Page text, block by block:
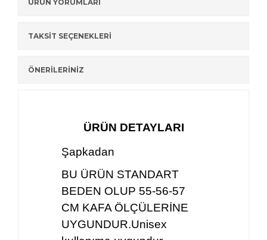
ÜRÜN YORUMLARI
TAKSİT SEÇENEKLERİ
ÖNERİLERİNİZ
ÜRÜN DETAYLARI
Şapkadan
BU ÜRÜN STANDART
BEDEN OLUP 55-56-57
CM KAFA ÖLÇÜLERİNE
UYGUNDUR.Unisex